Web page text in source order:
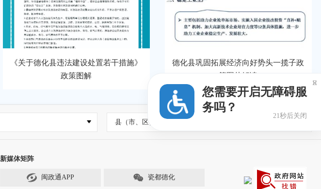
《关于德化县违法建设处置若干措施》
政策图解
德化县巩固拓展经济向好势头一揽子政
策图片解读
县（市、区）政府网站
新媒体矩阵
闽政通APP 瓷都德化
您需要开启无障碍服
务吗？
21秒后关闭
